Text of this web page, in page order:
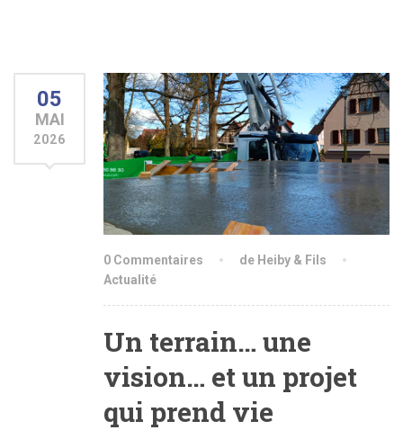
05
MAI
2026
0 Commentaires
de Heiby & Fils
Actualité
Un terrain… une
vision… et un projet
qui prend vie